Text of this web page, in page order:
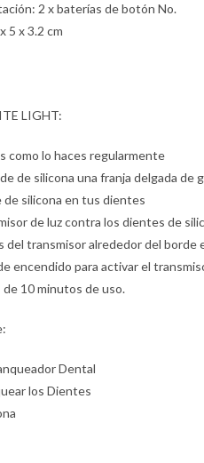
2 x baterías de botón No.
5 x 3.2 cm
LIGHT:
como lo haces regularmente
de silicona una franja delgada
de silicona en tus dientes
de luz contra los dientes de
del transmisor alrededor del
encendido para activar el
de 10 minutos de uso.
Dental
los Dientes